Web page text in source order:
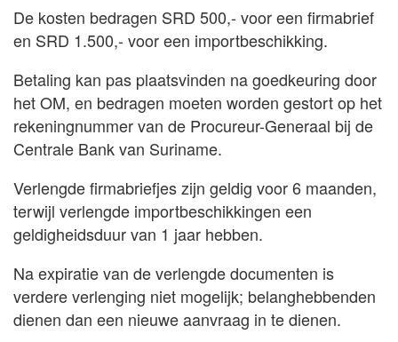
De kosten bedragen SRD 500,- voor een firmabrief
en SRD 1.500,- voor een importbeschikking.
Betaling kan pas plaatsvinden na goedkeuring door
het OM, en bedragen moeten worden gestort op het
rekeningnummer van de Procureur-Generaal bij de
Centrale Bank van Suriname.
Verlengde firmabriefjes zijn geldig voor 6 maanden,
terwijl verlengde importbeschikkingen een
geldigheidsduur van 1 jaar hebben.
Na expiratie van de verlengde documenten is
verdere verlenging niet mogelijk; belanghebbenden
dienen dan een nieuwe aanvraag in te dienen.